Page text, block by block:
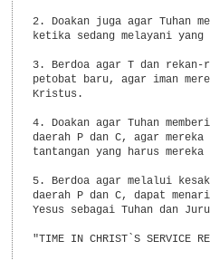
2. Doakan juga agar Tuhan
ketika sedang melayani yang
3. Berdoa agar T dan rekan-
petobat baru, agar iman
Kristus.
4. Doakan agar Tuhan
daerah P dan C, agar
tantangan yang harus mereka
5. Berdoa agar melalui
daerah P dan C, dapat
Yesus sebagai Tuhan dan
"TIME IN CHRIST`S SERVICE